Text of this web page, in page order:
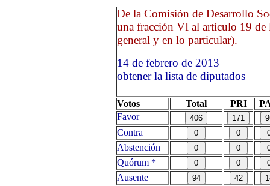
De la Comisión de Desarrollo
una fracción VI al artículo 19 de
general y en lo particular).
14 de febrero de 2013
obtener la lista de diputados
Votos Total PRI
Favor
Contra
Abstención
Quórum *
Ausente